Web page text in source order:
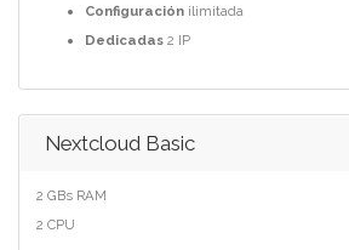
Configuración ilimitada
Dedicadas 2 IP
Nextcloud Basic
2 GBs RAM
2 CPU